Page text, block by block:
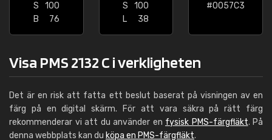
S
100
B
76
S
100
L
38
#0057C3
Visa PMS 2132 C i verkligheten
Det är en risk att fatta ett beslut baserat på visningen av en
färg på en digital skärm. För att vara säkra på rätt färg
rekommenderar vi att du använder en fysisk PMS-färgfläkt. På
denna webbplats kan du köpa en PMS-färgfläkt.